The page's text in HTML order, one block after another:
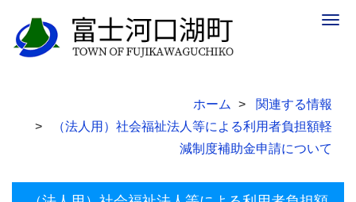
ホーム
関連する情報
（法人用）社会福祉法人等による利用者負担額軽
減制度補助金申請について